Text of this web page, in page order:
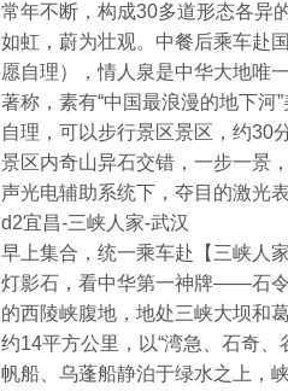
常年不断，构成30多道形态各异
如虹，蔚为壮观。中餐后乘车赴
愿自理），情人泉是中华大地唯
著称，素有“中国最浪漫的地下
自理，可以步行景区景区，约30
景区内奇山异石交错，一步一景
声光电辅助系统下，夺目的激光
d2宜昌-三峡人家-武汉
早上集合，统一乘车赴【三峡人
灯影石，看中华第一神牌——石
的西陵峡腹地，地处三峡大坝和
约14平方公里，以“湾急、石奇
帆船、乌蓬船静泊于绿水之上，